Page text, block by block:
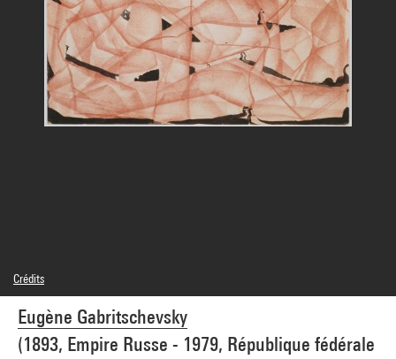
Eugène Gabritschevsky
(1893, Empire Russe - 1979, République fédérale
Crédits
© droits réservés, pas d'ayant droit connu
Réf. image : 4R11387 [1990 CX 0328]